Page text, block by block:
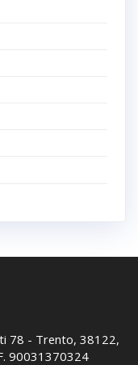
78 - Trento, 38122,
90031370324